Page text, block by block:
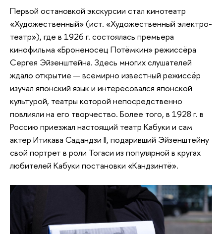
Первой остановкой экскурсии стал кинотеатр
«Художественный» (ист. «Художественный электро-
театр»), где в 1926 г. состоялась премьера
кинофильма «Броненосец Потёмкин» режиссёра
Сергея Эйзенштейна. Здесь многих слушателей
ждало открытие — всемирно известный режиссёр
изучал японский язык и интересовался японской
культурой, театры которой непосредственно
повлияли на его творчество. Более того, в 1928 г. в
Россию приезжал настоящий театр Кабуки и сам
актер Итикава Садандзи II, подаривший Эйзенштейну
свой портрет в роли Тогаси из популярной в кругах
любителей Кабуки постановки «Кандзинтё».